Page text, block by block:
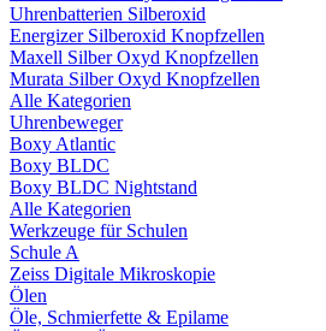
Uhrenbatterien Silberoxid
Energizer Silberoxid Knopfzellen
Maxell Silber Oxyd Knopfzellen
Murata Silber Oxyd Knopfzellen
Alle Kategorien
Uhrenbeweger
Boxy Atlantic
Boxy BLDC
Boxy BLDC Nightstand
Alle Kategorien
Werkzeuge für Schulen
Schule A
Zeiss Digitale Mikroskopie
Ölen
Öle, Schmierfette & Epilame